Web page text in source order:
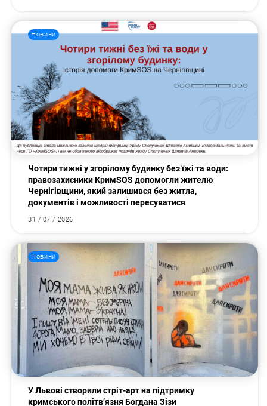
Пошук за запитом:
Новини
Чотири тижні у згорілому будинку без їжі та води:
правозахисники КримSOS допомогли жителю
Чернігівщини, який залишився без житла,
документів і можливості пересуватися
31 / 07 / 2026
Новини
У Львові створили стріт-арт на підтримку
кримського політв’язня Богдана Зізи